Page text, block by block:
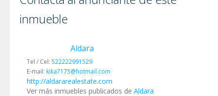
inmueble
Aldara
Tel / Cel: 522222991529
E-mail: kika7175@hotmail.com
http://aldararealestate.com
Ver más inmuebles publicados de Aldara